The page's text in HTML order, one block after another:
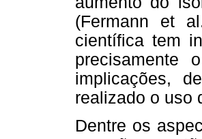
(Fermann et
científica tem
precisamente
implicações,
realizado o uso
Dentre os